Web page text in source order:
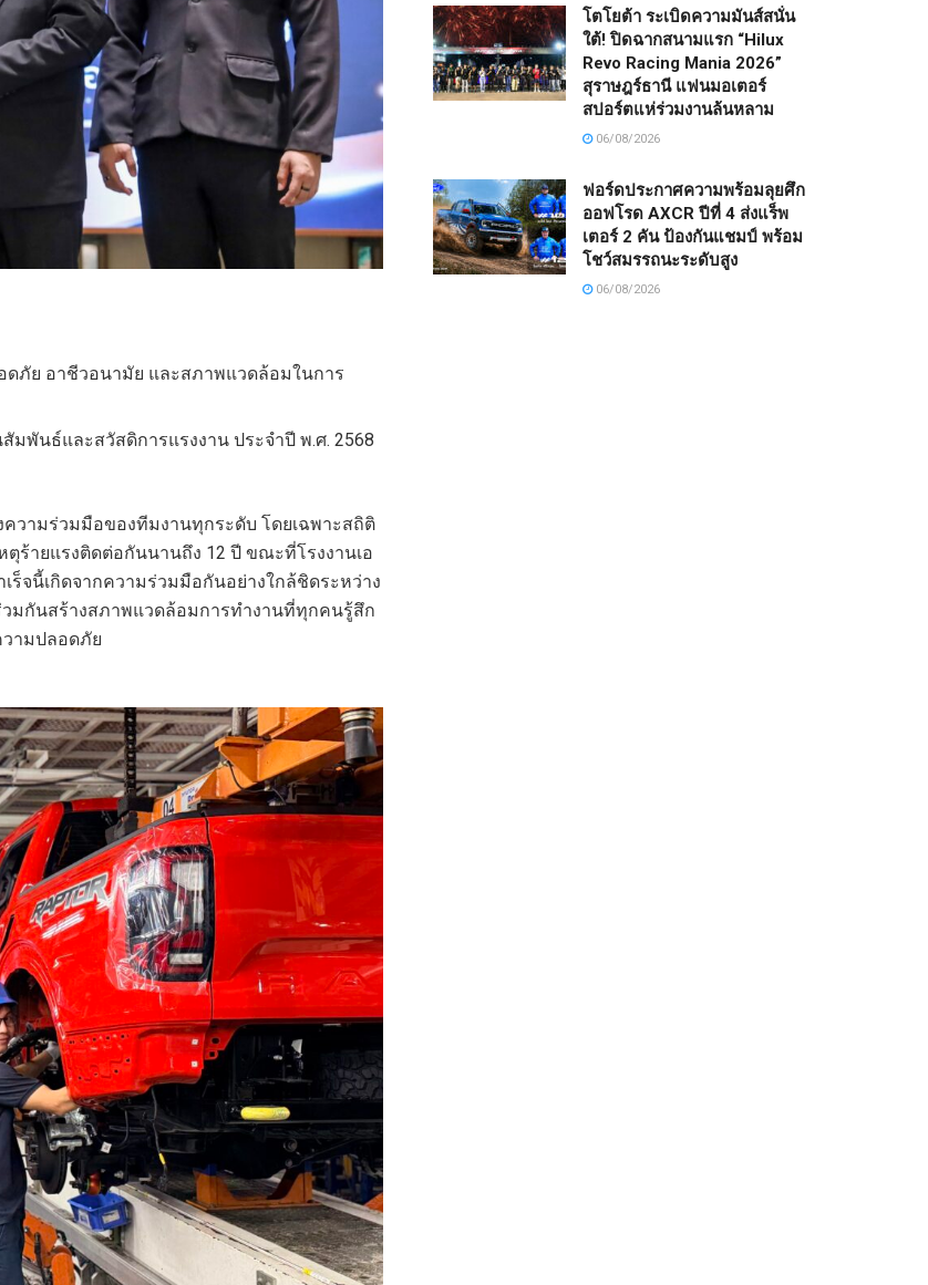
ภัย อาชีวอนามัย และสภาพแวดล้อมในการ
มพันธ์และสวัสดิการแรงงาน ประจําปี พ.ศ. 2568
วามร่วมมือของทีมงานทุกระดับ โดยเฉพาะสถิติ
ร้ายแรงติดต่อกันนานถึง 12 ปี ขณะที่โรงงานเอ
จนี้เกิดจากความร่วมมือกันอย่างใกล้ชิดระหว่าง
มกันสร้างสภาพแวดล้อมการทำงานที่ทุกคนรู้สึก
ามปลอดภัย
โตโยต้า ระเบิดความมันส์สนั่น
ใต้! ปิดฉากสนามแรก “Hilux
Revo Racing Mania 2026”
สุราษฎร์ธานี แฟนมอเตอร์
สปอร์ตแห่ร่วมงานล้นหลาม
06/08/2026
ฟอร์ดประกาศความพร้อมลุยศึก
ออฟโรด AXCR ปีที่ 4 ส่งแร็พ
เตอร์ 2 คัน ป้องกันแชมป์ พร้อม
โชว์สมรรถนะระดับสูง
06/08/2026